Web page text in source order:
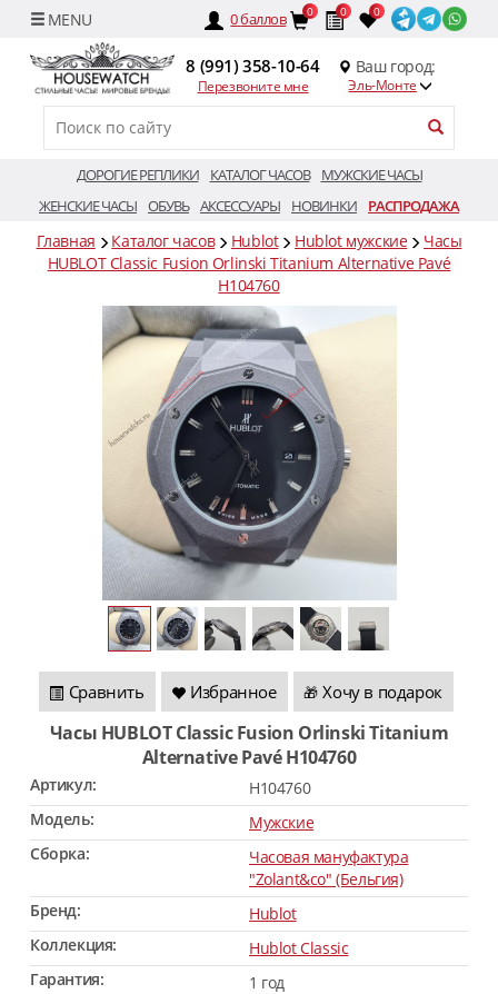
0баллов 0 0 0
8 (991) 358-10-64
Перезвоните мне
Ваш город:
Эль-Монте
ДОРОГИЕ РЕПЛИКИ КАТАЛОГ ЧАСОВ
МУЖСКИЕ ЧАСЫ
ЖЕНСКИЕ ЧАСЫ ОБУВЬ АКСЕССУАРЫ НОВИНКИ РАСПРОДАЖА
Главная Каталог часов Hublot Hublot мужские
Часы
HUBLOT Classic Fusion Orlinski Titanium Alternative Pavé
H104760
Сравнить Избранное 🎁 Хочу в подарок
Часы HUBLOT Classic Fusion Orlinski Titanium
Alternative Pavé H104760
Артикул:
H104760
Модель:
Мужские
Сборка:
Часовая мануфактура
"Zolant&co" (Бельгия)
Бренд:
Hublot
Коллекция:
Hublot Classic
Гарантия:
1 год